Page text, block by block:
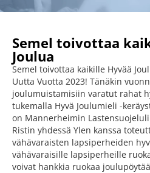
Semel toivottaa
Joulua
Semel toivottaa kaikille Hyvää
Uutta Vuotta 2023! Tänäkin
joulumuistamisiin varatut rahat
tukemalla Hyvä Joulumieli -
on Mannerheimin
Ristin yhdessä Ylen kanssa
vähävaraisten lapsiperheiden
vähävaraisille lapsiperheille
voivat hankkia ruokaa